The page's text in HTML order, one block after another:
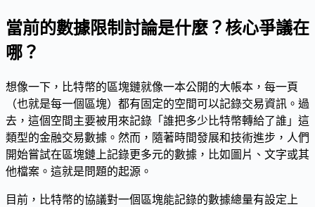
當前的數據限制討論是什麼？核心爭議在
哪？
想像一下，比特幣的區塊鏈就像一本公開的大帳本，每一頁
（也就是每一個區塊）都有固定的空間可以記錄交易資訊。過
去，這個空間主要被用來記錄「誰把多少比特幣轉給了誰」這
類型的金融交易數據。然而，隨著時間發展和技術進步，人們
開始嘗試在區塊鏈上記錄更多元的數據，比如圖片、文字或其
他檔案。這就是問題的起源。
目前，比特幣的協議對一個區塊能記錄的數據總量有設定上